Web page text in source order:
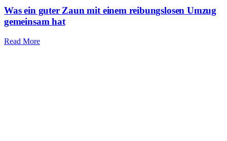
Was ein guter Zaun mit einem reibungslosen Umzug
gemeinsam hat
Read More